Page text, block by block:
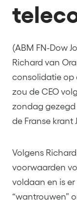
(ABM FN-Dow
Richard van
consolidatie op
zou de CEO
zondag
de Franse krant
Volgens
voorwaarden
voldaan en is
“wantrouwen”